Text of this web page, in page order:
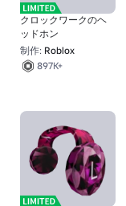
クロックワークのヘ
ッドホン
制作: Roblox
897K+